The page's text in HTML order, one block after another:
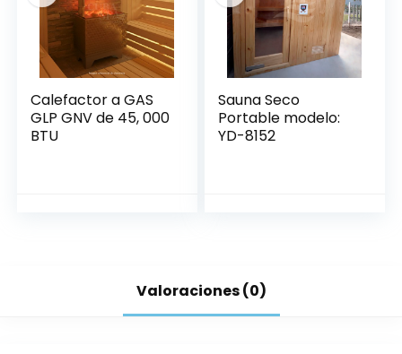
Calefactor a GAS
GLP GNV de 45, 000
BTU
Sauna Seco
Portable modelo:
YD-8152
Valoraciones (0)